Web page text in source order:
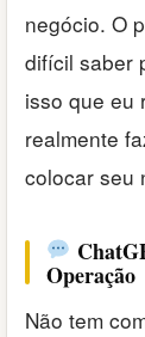
negócio. O
difícil saber
isso que eu
realmente
colocar seu
Operação
Não tem